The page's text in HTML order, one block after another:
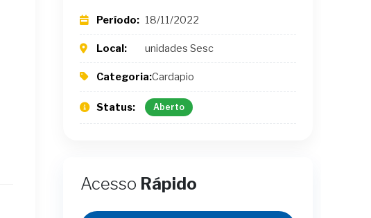
Período: 18/11/2022
Local: unidades Sesc
Categoria:Cardapio
Status: Aberto
Acesso Rápido